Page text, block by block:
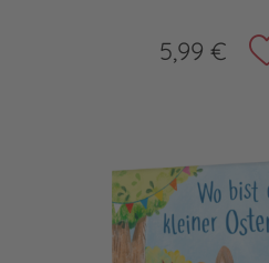
5,99 €